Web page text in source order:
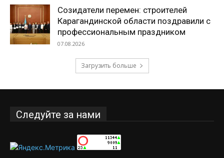
Созидатели перемен: строителей
Карагандинской области поздравили с
профессиональным праздником
07.08.2026
Загрузить больше
Следуйте за нами